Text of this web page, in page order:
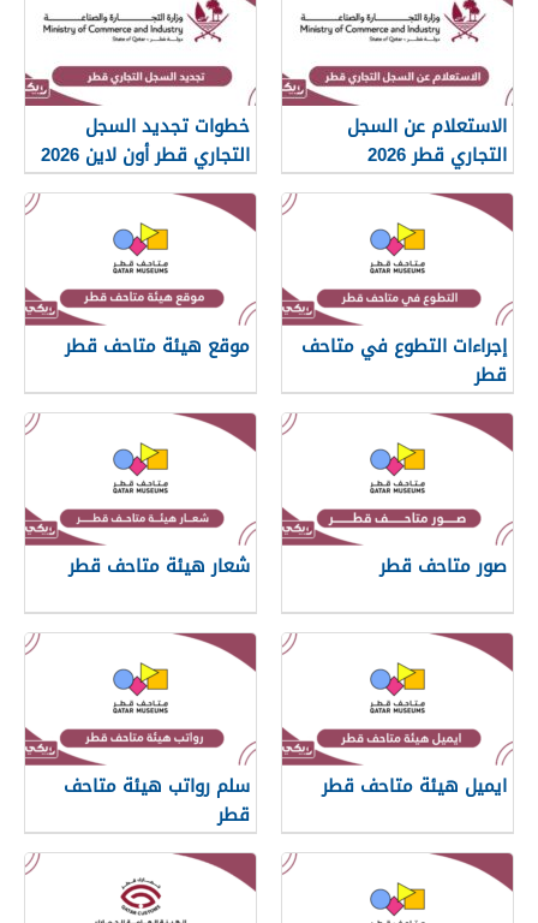
الاستعلام عن السجل
التجاري قطر 2026
خطوات تجديد السجل
التجاري قطر أون لاين 2026
إجراءات التطوع في متاحف
قطر
موقع هيئة متاحف قطر
صور متاحف قطر شعار هيئة متاحف قطر
ايميل هيئة متاحف قطر
سلم رواتب هيئة متاحف
قطر